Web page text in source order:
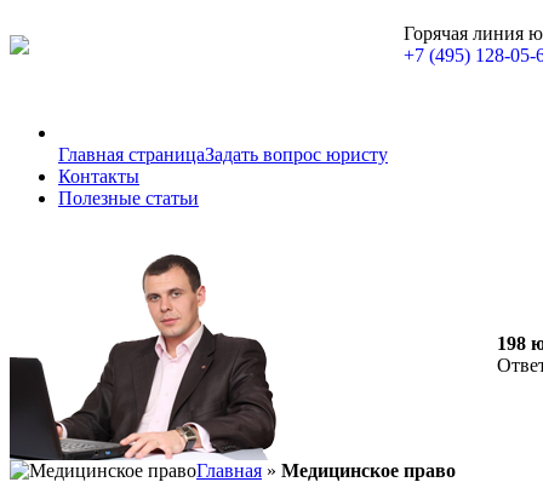
Горячая линия
+7 (495) 128-05-
Главная страницаЗадать вопрос юристу
Контакты
Полезные статьи
198
Главная » Медицинское право